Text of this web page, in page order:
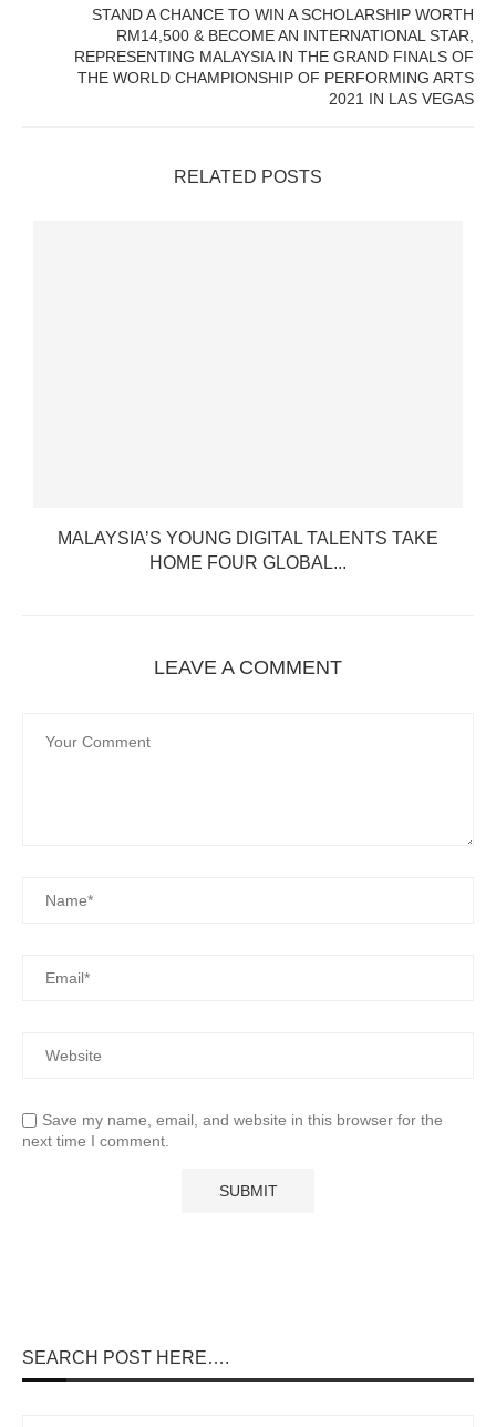
STAND A CHANCE TO WIN A SCHOLARSHIP WORTH
RM14,500 & BECOME AN INTERNATIONAL STAR,
REPRESENTING MALAYSIA IN THE GRAND FINALS OF
THE WORLD CHAMPIONSHIP OF PERFORMING ARTS
2021 IN LAS VEGAS
RELATED POSTS
MALAYSIA’S YOUNG DIGITAL TALENTS TAKE
HOME FOUR GLOBAL...
LEAVE A COMMENT
Save my name, email, and website in this browser for the
next time I comment.
SEARCH POST HERE….